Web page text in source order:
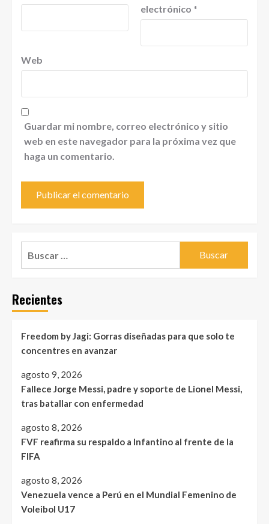
electrónico *
Web
Guardar mi nombre, correo electrónico y sitio
web en este navegador para la próxima vez que
haga un comentario.
Recientes
Freedom by Jagi: Gorras diseñadas para que solo te
concentres en avanzar
agosto 9, 2026
Fallece Jorge Messi, padre y soporte de Lionel Messi,
tras batallar con enfermedad
agosto 8, 2026
FVF reafirma su respaldo a Infantino al frente de la
FIFA
agosto 8, 2026
Venezuela vence a Perú en el Mundial Femenino de
Voleibol U17